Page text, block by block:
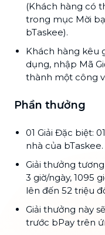
(Khách hàng có
trong mục Mời
bTaskee).
Khách hàng kêu
dụng, nhập Mã
thành một công
Phần thưởng
01 Giải Đặc biệt:
nhà của bTaskee.
Giải thưởng
3 giờ/ngày, 1095
lên đến 52 triệu
Giải thưởng này
trước bPay trên